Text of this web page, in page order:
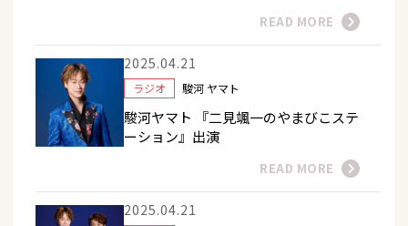
READ MORE
2025.04.21
ラジオ 駿河 ヤマト
駿河ヤマト 『二見颯一のやまびこステ
ーション』出演
READ MORE
2025.04.21